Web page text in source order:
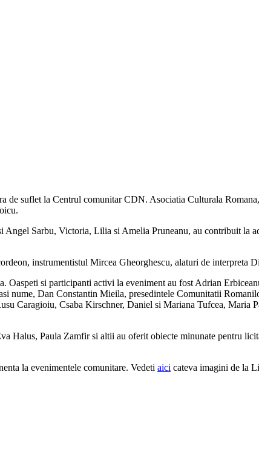
de suflet la Centrul comunitar CDN. Asociatia Culturala
Angel Sarbu, Victoria, Lilia si Amelia Pruneanu, au contribuit la
instrumentistul Mircea Gheorghescu, alaturi de interpreta
Oaspeti si participanti activi la eveniment au fost Adrian
nume, Dan Constantin Mieila, presedintele Comunitatii
Caragioiu, Csaba Kirschner, Daniel si Mariana Tufcea,
Halus, Paula Zamfir si altii au oferit obiecte minunate pentru
la evenimentele comunitare. Vedeti aici cateva imagini de la